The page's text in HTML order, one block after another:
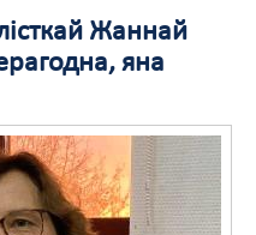
Жаннай
яна